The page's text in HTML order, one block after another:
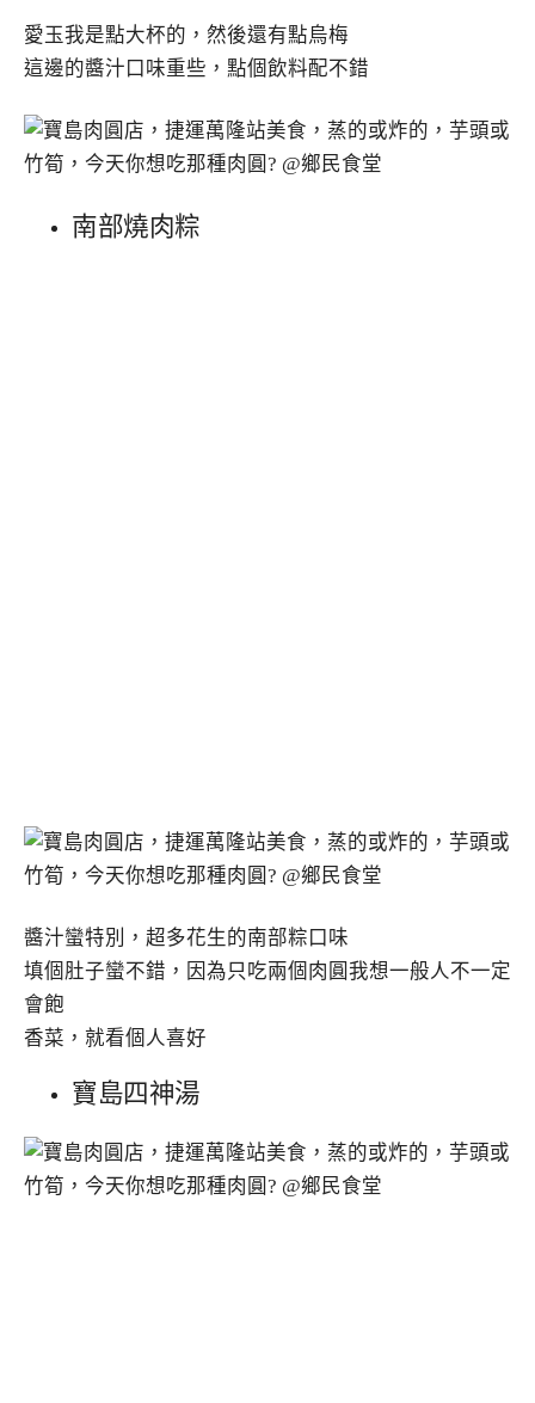
愛玉我是點大杯的，然後還有點烏梅
這邊的醬汁口味重些，點個飲料配不錯
南部燒肉粽
醬汁蠻特別，超多花生的南部粽口味
填個肚子蠻不錯，因為只吃兩個肉圓我想一般人不一定
會飽
香菜，就看個人喜好
寶島四神湯